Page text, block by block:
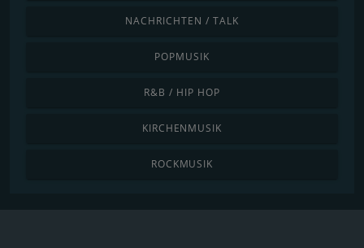
NACHRICHTEN / TALK
POPMUSIK
R&B / HIP HOP
KIRCHENMUSIK
ROCKMUSIK